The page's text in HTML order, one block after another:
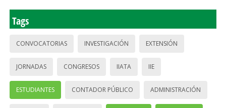
Tags
CONVOCATORIAS INVESTIGACIÓN EXTENSIÓN
JORNADAS CONGRESOS IIATA IIE
ESTUDIANTES CONTADOR PÚBLICO ADMINISTRACIÓN